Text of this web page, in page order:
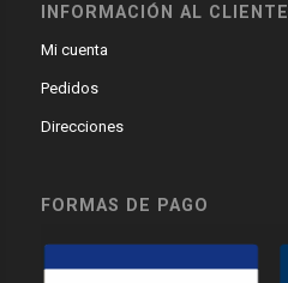
INFORMACIÓN AL CLIENTE
Mi cuenta
Pedidos
Direcciones
FORMAS DE PAGO